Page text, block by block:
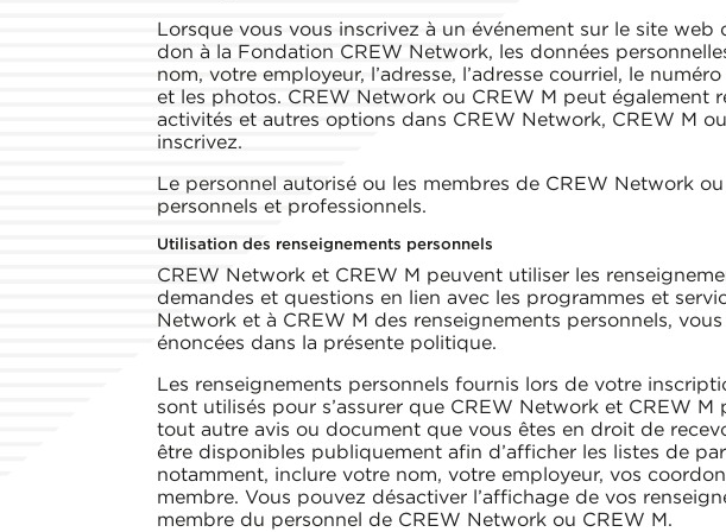
Lorsque vous vous inscrivez à un événement sur le site
don à la Fondation CREW Network, les données
nom, votre employeur, l’adresse, l’adresse courriel, le
et les photos. CREW Network ou CREW M peut également
activités et autres options dans CREW Network, CREW M
inscrivez.
Le personnel autorisé ou les membres de CREW Network
personnels et professionnels.
Utilisation des renseignements personnels
CREW Network et CREW M peuvent utiliser les
demandes et questions en lien avec les programmes et
Network et à CREW M des renseignements personnels,
énoncées dans la présente politique.
Les renseignements personnels fournis lors de votre
sont utilisés pour s’assurer que CREW Network et CREW
tout autre avis ou document que vous êtes en droit de
être disponibles publiquement afin d’afficher les listes de
notamment, inclure votre nom, votre employeur, vos
membre. Vous pouvez désactiver l’affichage de vos
membre du personnel de CREW Network ou CREW M.